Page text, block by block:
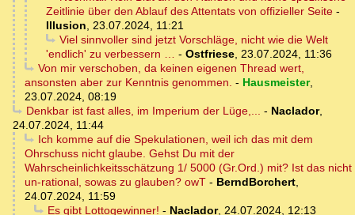
Zeitlinie über den Ablauf des Attentats von offizieller Seite -
Illusion, 23.07.2024, 11:21
Viel sinnvoller sind jetzt Vorschläge, nicht wie die Welt
'endlich' zu verbessern … - Ostfriese, 23.07.2024, 11:36
Von mir verschoben, da keinen eigenen Thread wert,
ansonsten aber zur Kenntnis genommen. - Hausmeister,
23.07.2024, 08:19
Denkbar ist fast alles, im Imperium der Lüge,... - Naclador,
24.07.2024, 11:44
Ich komme auf die Spekulationen, weil ich das mit dem
Ohrschuss nicht glaube. Gehst Du mit der
Wahrscheinlichkeitsschätzung 1/ 5000 (Gr.Ord.) mit? Ist das nicht
un-rational, sowas zu glauben? owT - BerndBorchert,
24.07.2024, 11:59
Es gibt Lottogewinner! - Naclador, 24.07.2024, 12:13